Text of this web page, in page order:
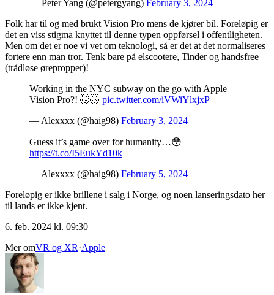
— Peter Yang (@petergyang) February 3, 2024
Folk har til og med brukt Vision Pro mens de kjører bil. Foreløpig er
det en viss stigma knyttet til denne typen oppførsel i offentligheten.
Men om det er noe vi vet om teknologi, så er det at det normaliseres
fortere enn man tror. Tenk bare på elscootere, Tinder og handsfree
(trådløse ørepropper)!
Working in the NYC subway on the go with Apple
Vision Pro?! 🤯🤯 pic.twitter.com/iVWiYlxjxP
— Alexxxx (@haig98) February 3, 2024
Guess it’s game over for humanity…😳
https://t.co/I5EukYd10k
— Alexxxx (@haig98) February 5, 2024
Foreløpig er ikke brillene i salg i Norge, og noen lanseringsdato her
til lands er ikke kjent.
6. feb. 2024 kl. 09:30
Mer omVR og XR·Apple